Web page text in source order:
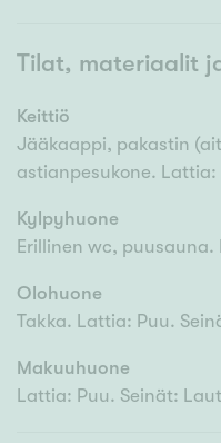
Tilat, materiaalit
Keittiö
Jääkaappi, pakastin
astianpesukone. Lattia:
Kylpyhuone
Erillinen wc,
Olohuone
Takka. Lattia: Puu.
Makuuhuone
Lattia: Puu. Seinät: